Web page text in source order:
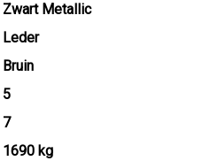
Zwart Metallic
Leder
Bruin
5
7
1690 kg